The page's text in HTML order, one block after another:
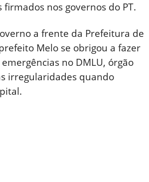
firmados nos governos do PT.
a frente da Prefeitura de
Melo se obrigou a fazer
no DMLU, órgão
irregularidades quando